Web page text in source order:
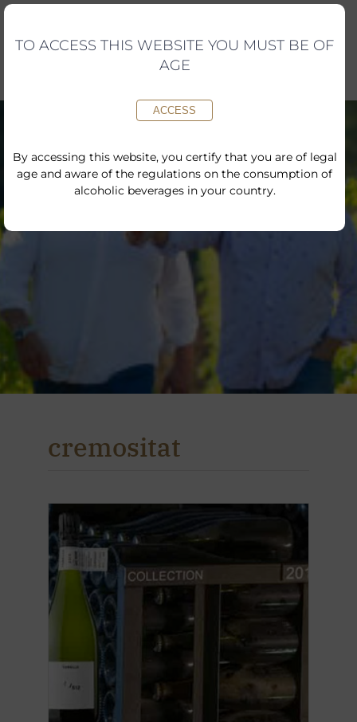
Skip
content
cremositat
TO ACCESS THIS WEBSITE YOU MUST BE OF
AGE
ACCESS
By accessing this website, you certify that you are of legal
age and aware of the regulations on the consumption of
alcoholic beverages in your country.